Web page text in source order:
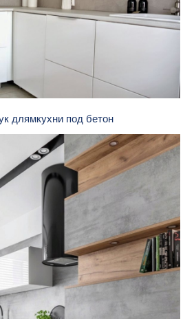
длямкухни под бетон